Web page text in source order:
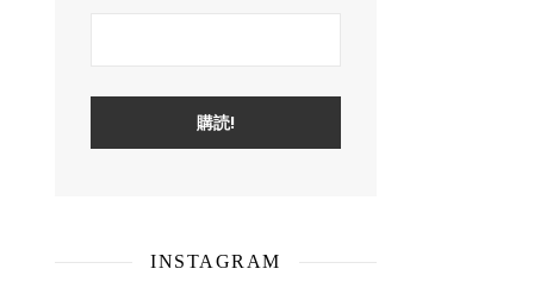
INSTAGRAM